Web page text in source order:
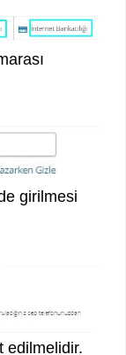
girilmesi
edilmelidir.